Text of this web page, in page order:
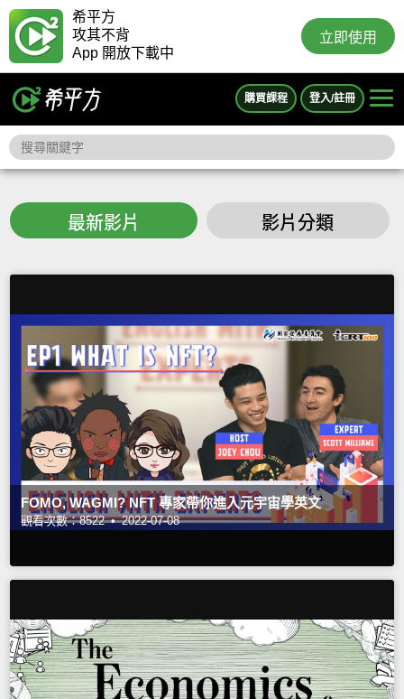
希平方
攻其不背
App 開放下載中
立即使用
購買課程 登入/註冊
最新影片 影片分類
FOMO, WAGMI? NFT 專家帶你進入元宇宙學英文
觀看次數：8522 • 2022-07-08